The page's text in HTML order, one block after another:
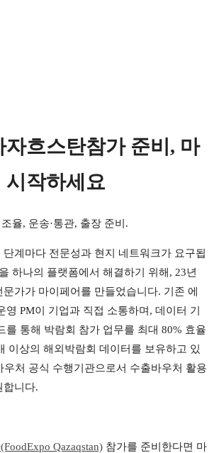
자흐스탄참가 준비, 마
시작하세요
율, 운송·통관, 출장 준비.
계마다 전문성과 현지 네트워크가 요구됩
하나의 플랫폼에서 해결하기 위해, 23년
가가 마이페어를 만들었습니다. 기존 에
영 PM이 기업과 직접 소통하며, 데이터 기
를 통해 박람회 참가 업무를 최대 80% 효율
이상의 해외박람회 데이터를 보유하고 있
우처 공식 수행기관으로서 수출바우처 활용
합니다.
Qazaqstan) 참가를 준비한다면 마